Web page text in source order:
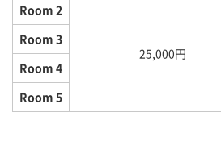
Room 2
25,000円
Room 3
Room 4
Room 5